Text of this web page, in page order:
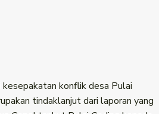
konflik desa Pulai
tindaklanjut dari laporan yang